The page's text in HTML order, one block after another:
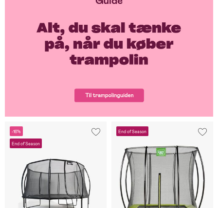
-16%
End of Season
End of Season